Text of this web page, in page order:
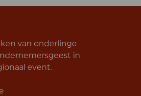
van onderlinge
in
event.